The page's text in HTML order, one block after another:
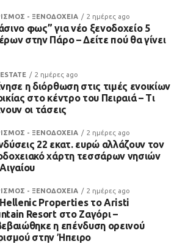
- ΞΕΝΟΔΟΧΕΙΑ 2 ημέρες ago
φως” για νέο ξενοδοχείο 5
στην Πάρο – Δείτε πού θα γίνει
2 ημέρες ago
η διόρθωση στις τιμές ενοικίων
στο κέντρο του Πειραιά – Τι
οι τάσεις
- ΞΕΝΟΔΟΧΕΙΑ 2 ημέρες ago
22 εκατ. ευρώ αλλάζουν τον
χάρτη τεσσάρων νησιών
- ΞΕΝΟΔΟΧΕΙΑ 2 ημέρες ago
Properties το Aristi
Resort στο Ζαγόρι –
η επένδυση ορεινού
στην Ήπειρο